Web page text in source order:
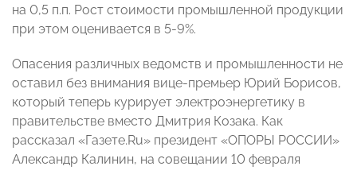
на 0,5 п.п. Рост стоимости промышленной продукции
при этом оценивается в 5-9%.
Опасения различных ведомств и промышленности не
оставил без внимания вице-премьер Юрий Борисов,
который теперь курирует электроэнергетику в
правительстве вместо Дмитрия Козака. Как
рассказал «Газете.Ru» президент «ОПОРЫ РОССИИ»
Александр Калинин, на совещании 10 февраля